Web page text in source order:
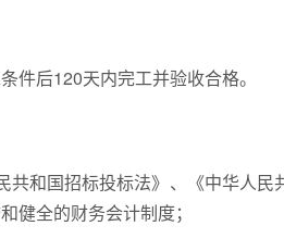
件后120天内完工并验收合格。
共和国招标投标法》、《中华人
健全的财务会计制度；